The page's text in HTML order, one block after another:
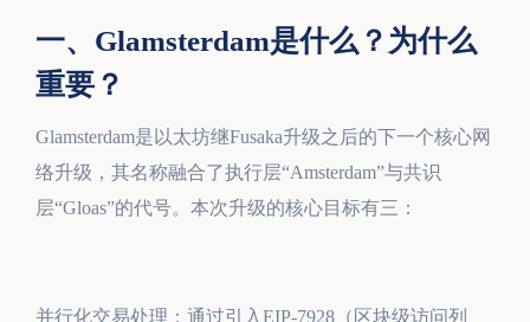
一、Glamsterdam是什么？为什么
重要？
Glamsterdam是以太坊继Fusaka升级之后的下一个核心网
络升级，其名称融合了执行层“Amsterdam”与共识
层“Gloas”的代号。本次升级的核心目标有三：
并行化交易处理：通过引入EIP-7928（区块级访问列